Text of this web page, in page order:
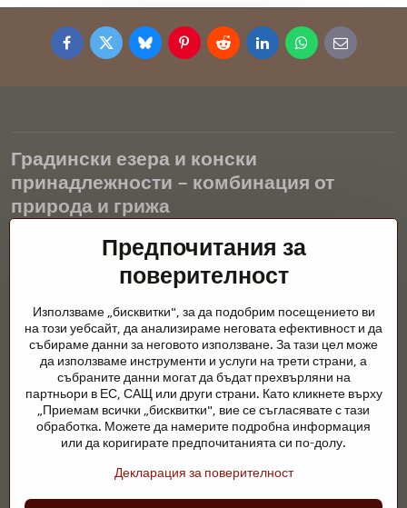
FacebookTwitterBlueskyPinterestRedditLinkedInWhatsApp
E-
mail
Градински езера и конски
принадлежности – комбинация от
природа и грижа
Градинските езера са красиво допълнение към всеки екстериор
и създават хармонична среда за релаксация и живот на водните
животни. Правилната технология, филтрацията и редовната
през цялата година. Също толкова важна е грижата за
животните, които са част от нашия живот.
Конете се нуждаят от висококачествени конски принадлежности,
правилно хранене и отговорни грижи, за да бъдат здрави, силни
и доволни. Независимо дали става въпрос за екипировка за
ездачи, развъдчици или любители на природата, целта е да се
създаде среда, която подкрепя естествения баланс,
Предпочитания за
поверителност
Използваме „бисквитки", за да подобрим посещението ви
на този уебсайт, да анализираме неговата ефективност и да
събираме данни за неговото използване. За тази цел може
да използваме инструменти и услуги на трети страни, а
събраните данни могат да бъдат прехвърляни на
партньори в ЕС, САЩ или други страни. Като кликнете върху
„Приемам всички „бисквитки", вие се съгласявате с тази
обработка. Можете да намерите подробна информация
или да коригирате предпочитанията си по-долу.
Декларация за поверителност